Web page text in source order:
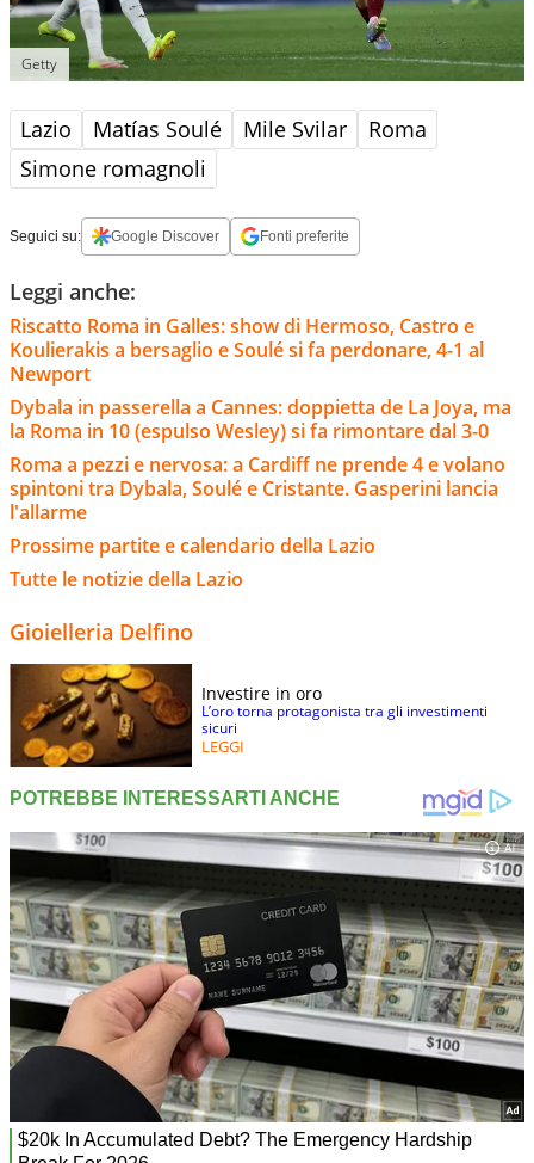
Getty
Lazio Matías Soulé Mile Svilar
Roma
Simone romagnoli
Seguici su: Google Discover Fonti preferite
Leggi anche:
Riscatto Roma in Galles: show di Hermoso, Castro e
Koulierakis a bersaglio e Soulé si fa perdonare, 4-1 al
Newport
Dybala in passerella a Cannes: doppietta de La Joya, ma
la Roma in 10 (espulso Wesley) si fa rimontare dal 3-0
Roma a pezzi e nervosa: a Cardiff ne prende 4 e volano
spintoni tra Dybala, Soulé e Cristante. Gasperini lancia
l'allarme
Prossime partite e calendario della Lazio
Tutte le notizie della Lazio
Gioielleria Delfino
Investire in oro
L’oro torna protagonista tra gli investimenti
sicuri
LEGGI